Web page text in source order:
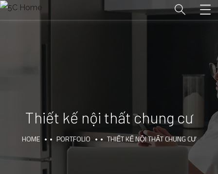
Thiết kế nội thất chung cư
HOME PORTFOLIO THIẾT KẾ NỘI THẤT CHUNG CƯ